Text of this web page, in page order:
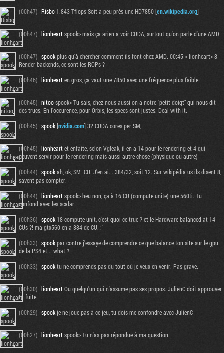
(00h47) Risbo1.843 Tflops Soit a peu près une HD7850 [en.wikipedia.org]
(00h47) lionheartspook> mais ça arien a voir CUDA, surtout qu'on parle d'une AMD
(00h47) spookplus qu'à chercher comment ils font chez AMD. 00:45 > lionheart> 8
Render backends, ce sont les ROPs ?
(00h46) lionhearten gros, ça vaut une 7850 avec une fréquence plus faible.
(00h45) nitoospook> Tu sais, chez nous aussi on a notre "petit doigt" qui nous dit
des trucs. En l'occurence, pour Orbis, les specs sont justes. Deal with it.
(00h45) spook[nvidia.com] 32 CUDA cores per SM,
(00h45) lionheartet enfaite, selon Vgleak, il en a 14 pour le rendering et 4 qui
peuvent servir pour le rendering mais aussi autre chose (physique ou autre)
(00h44) spookah, ok, SM=CU. J'en ai... 384/32, soit 12. Sur wikipédia us ils disent 8,
savent pas compter.
(00h44) lionheartspook> heu non, ça à 16 CU (compute unite) une 560ti. Tu
confond avec les scalar
(00h36) spook 18 compute unit, c'est quoi ce truc ? et le Hardware balanced at 14
CUs ?! ma gtx560 en a 384 de CU. :'
(00h33) spookpar contre j'essaye de comprendre ce que balance ton site sur le gpu
de la PS4 et... what ?
(00h33) spooktu ne comprends pas du tout où je veux en venir. Pas grave.
(00h30) lionheartOu quelqu'un qui n'assume pas ses propos. JulienC doit approuver
ta fuite
(00h29) spookje ne joue pas à ce jeu, tu dois me confondre avec JulienC
(00h27) lionheartspook> Tu n'as pas répondue à ma question.